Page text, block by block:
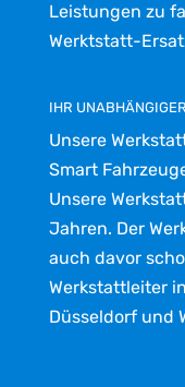
Leistungen zu
Werktstatt-
IHR
Unsere
Smart
Unsere
Jahren. Der
auch davor
Werkstattleiter
Düsseldorf und